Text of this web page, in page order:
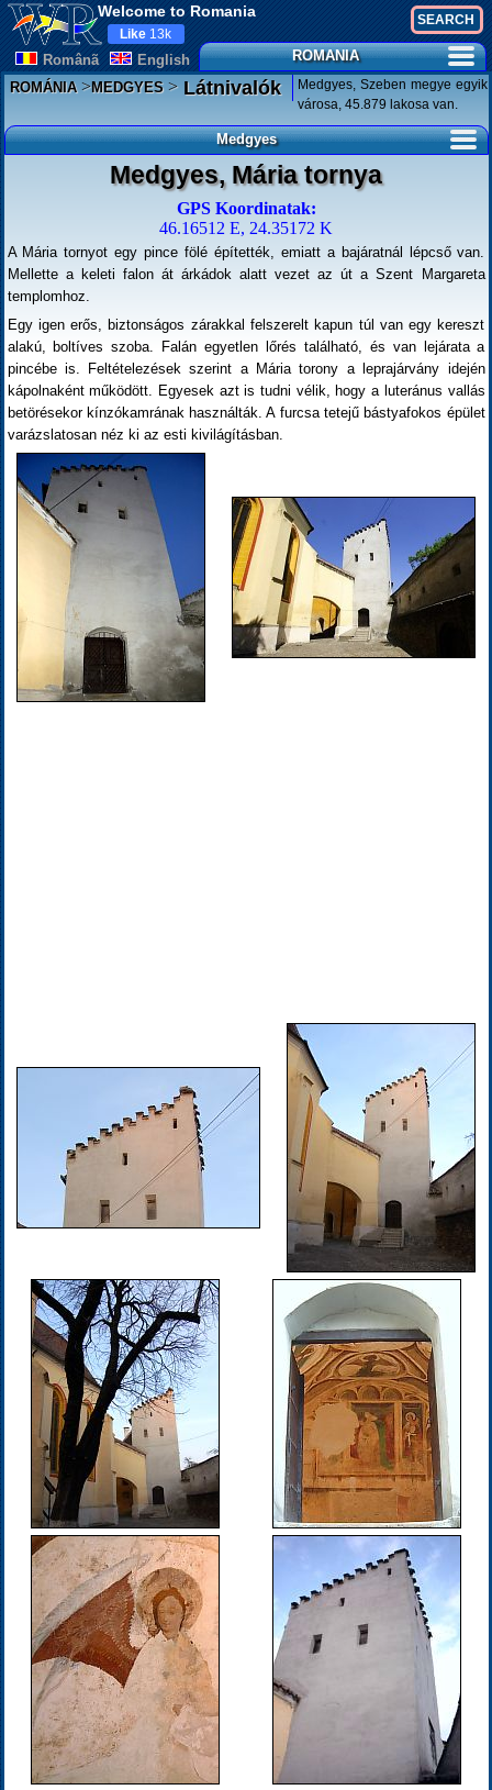
Welcome to Romania
Românã English
Like 13k
ROMANIA
ROMÁNIA>MEDGYES>Látnivalók
Medgyes, Szeben megye egyik
városa, 45.879 lakosa van.
Medgyes
Medgyes, Mária tornya
GPS Koordinatak:
46.16512 E, 24.35172 K
A Mária tornyot egy pince fölé építették, emiatt a bajáratnál lépcső van.
Mellette a keleti falon át árkádok alatt vezet az út a Szent Margareta
templomhoz.
Egy igen erős, biztonságos zárakkal felszerelt kapun túl van egy kereszt
alakú, boltíves szoba. Falán egyetlen lőrés található, és van lejárata a
pincébe is. Feltételezések szerint a Mária torony a leprajárvány idején
kápolnaként működött. Egyesek azt is tudni vélik, hogy a luteránus vallás
betörésekor kínzókamrának használták. A furcsa tetejű bástyafokos épület
varázslatosan néz ki az esti kivilágításban.